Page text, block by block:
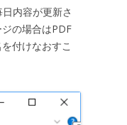
内容が更新さ
の場合はPDF
付けなおすこ